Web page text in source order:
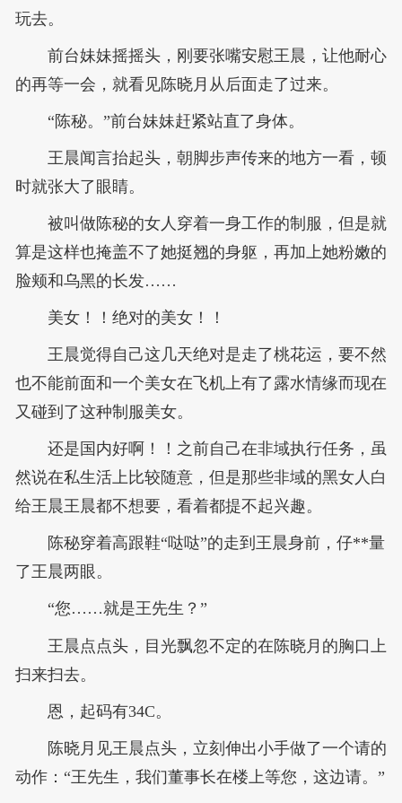
玩去。
前台妹妹摇摇头，刚要张嘴安慰王晨，让他耐心
的再等一会，就看见陈晓月从后面走了过来。
“陈秘。”前台妹妹赶紧站直了身体。
王晨闻言抬起头，朝脚步声传来的地方一看，顿
时就张大了眼睛。
被叫做陈秘的女人穿着一身工作的制服，但是就
算是这样也掩盖不了她挺翘的身躯，再加上她粉嫩的
脸颊和乌黑的长发……
美女！！绝对的美女！！
王晨觉得自己这几天绝对是走了桃花运，要不然
也不能前面和一个美女在飞机上有了露水情缘而现在
又碰到了这种制服美女。
还是国内好啊！！之前自己在非域执行任务，虽
然说在私生活上比较随意，但是那些非域的黑女人白
给王晨王晨都不想要，看着都提不起兴趣。
陈秘穿着高跟鞋“哒哒”的走到王晨身前，仔**量
了王晨两眼。
“您……就是王先生？”
王晨点点头，目光飘忽不定的在陈晓月的胸口上
扫来扫去。
恩，起码有34C。
陈晓月见王晨点头，立刻伸出小手做了一个请的
动作：“王先生，我们董事长在楼上等您，这边请。”